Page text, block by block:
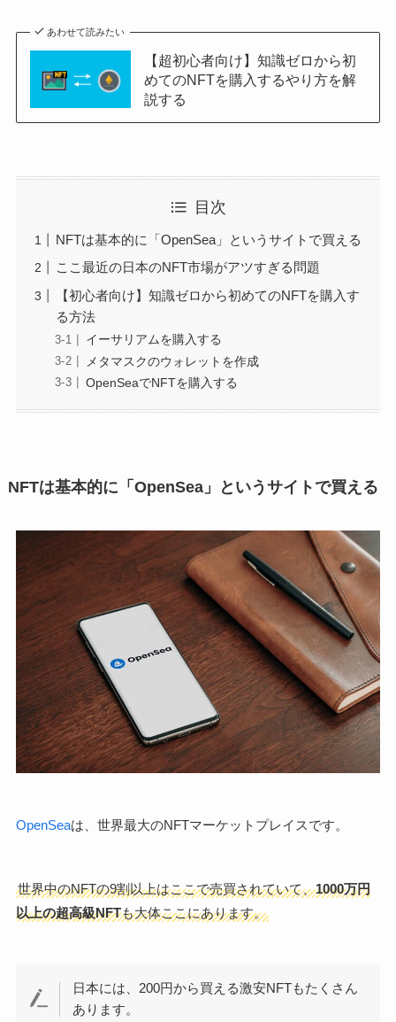
あわせて読みたい
【超初心者向け】知識ゼロから初
めてのNFTを購入するやり方を解
説する
目次
NFTは基本的に「OpenSea」というサイトで買える
ここ最近の日本のNFT市場がアツすぎる問題
【初心者向け】知識ゼロから初めてのNFTを購入す
る方法
イーサリアムを購入する
メタマスクのウォレットを作成
OpenSeaでNFTを購入する
NFTは基本的に「OpenSea」というサイトで買える
OpenSeaは、世界最大のNFTマーケットプレイスです。
世界中のNFTの9割以上はここで売買されていて、1000万円
以上の超高級NFTも大体ここにあります。
日本には、200円から買える激安NFTもたくさん
あります。